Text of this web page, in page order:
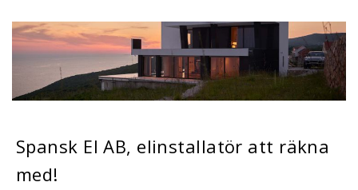
Spansk El AB, elinstallatör att räkna
med!